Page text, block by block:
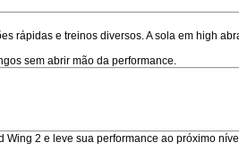
rápidas e treinos diversos. A sola em high
sem abrir mão da performance.
2 e leve sua performance ao próximo